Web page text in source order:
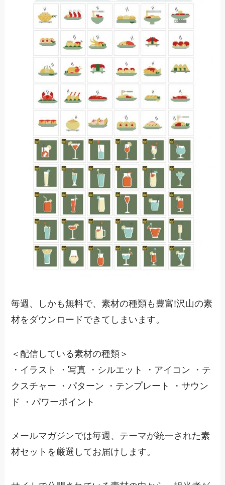
毎週、しかも無料で、素材の種類も豊富!沢山の素
材をダウンロードできてしまいます。
＜配信している素材の種類＞
・イラスト ・写真 ・シルエット ・アイコン ・テ
クスチャー ・パターン ・テンプレート ・サウン
ド ・パワーポイント
メールマガジンでは毎週、テーマが統一された素
材セットを厳選してお届けします。